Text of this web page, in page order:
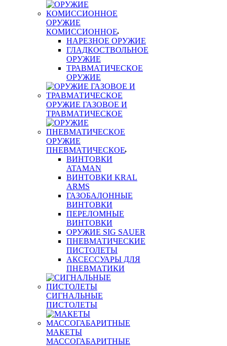
ОРУЖИЕ
КОМИССИОННОЕ
НАРЕЗНОЕ ОРУЖИЕ
ГЛАДКОСТВОЛЬНОЕ
ОРУЖИЕ
ТРАВМАТИЧЕСКОЕ
ОРУЖИЕ
ОРУЖИЕ ГАЗОВОЕ И
ТРАВМАТИЧЕСКОЕ
ОРУЖИЕ
ПНЕВМАТИЧЕСКОЕ
ВИНТОВКИ
ATAMAN
ВИНТОВКИ KRAL
ARMS
ГАЗОБАЛОННЫЕ
ВИНТОВКИ
ПЕРЕЛОМНЫЕ
ВИНТОВКИ
ОРУЖИЕ SIG SAUER
ПНЕВМАТИЧЕСКИЕ
ПИСТОЛЕТЫ
АКСЕССУАРЫ ДЛЯ
ПНЕВМАТИКИ
СИГНАЛЬНЫЕ
ПИСТОЛЕТЫ
МАКЕТЫ
МАССОГАБАРИТНЫЕ